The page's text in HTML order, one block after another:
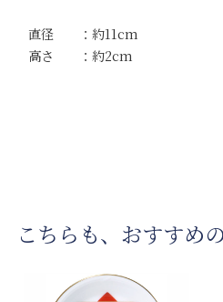
直径 ：約11cm
高さ ：約2cm
こちらも、おすすめ